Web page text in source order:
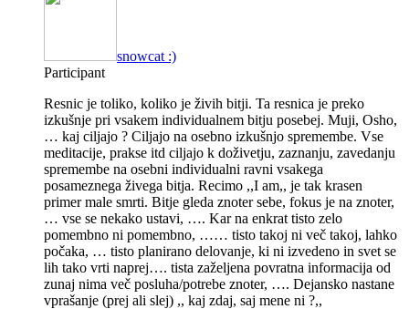
snowcat :)
Participant
Resnic je toliko, koliko je živih bitji. Ta resnica je preko
izkušnje pri vsakem individualnem bitju posebej. Muji, Osho,
… kaj ciljajo ? Ciljajo na osebno izkušnjo spremembe. Vse
meditacije, prakse itd ciljajo k doživetju, zaznanju, zavedanju
spremembe na osebni individualni ravni vsakega
posameznega živega bitja. Recimo ,,I am,, je tak krasen
primer male smrti. Bitje gleda znoter sebe, fokus je na znoter,
… vse se nekako ustavi, …. Kar na enkrat tisto zelo
pomembno ni pomembno, …… tisto takoj ni več takoj, lahko
počaka, … tisto planirano delovanje, ki ni izvedeno in svet se
lih tako vrti naprej…. tista zaželjena povratna informacija od
zunaj nima več posluha/potrebe znoter, …. Dejansko nastane
vprašanje (prej ali slej) ,, kaj zdaj, saj mene ni ?,,